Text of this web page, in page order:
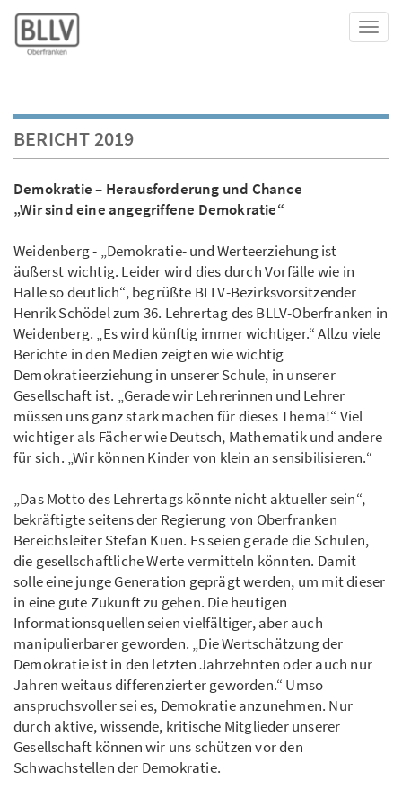
BERICHT 2019
Demokratie – Herausforderung und Chance
„Wir sind eine angegriffene Demokratie“
Weidenberg - „Demokratie- und Werteerziehung ist
äußerst wichtig. Leider wird dies durch Vorfälle wie in
Halle so deutlich“, begrüßte BLLV-Bezirksvorsitzender
Henrik Schödel zum 36. Lehrertag des BLLV-Oberfranken in
Weidenberg. „Es wird künftig immer wichtiger.“ Allzu viele
Berichte in den Medien zeigten wie wichtig
Demokratieerziehung in unserer Schule, in unserer
Gesellschaft ist. „Gerade wir Lehrerinnen und Lehrer
müssen uns ganz stark machen für dieses Thema!“ Viel
wichtiger als Fächer wie Deutsch, Mathematik und andere
für sich. „Wir können Kinder von klein an sensibilisieren.“
„Das Motto des Lehrertags könnte nicht aktueller sein“,
bekräftigte seitens der Regierung von Oberfranken
Bereichsleiter Stefan Kuen. Es seien gerade die Schulen,
die gesellschaftliche Werte vermitteln könnten. Damit
solle eine junge Generation geprägt werden, um mit dieser
in eine gute Zukunft zu gehen. Die heutigen
Informationsquellen seien vielfältiger, aber auch
manipulierbarer geworden. „Die Wertschätzung der
Demokratie ist in den letzten Jahrzehnten oder auch nur
Jahren weitaus differenzierter geworden.“ Umso
anspruchsvoller sei es, Demokratie anzunehmen. Nur
durch aktive, wissende, kritische Mitglieder unserer
Gesellschaft können wir uns schützen vor den
Schwachstellen der Demokratie.